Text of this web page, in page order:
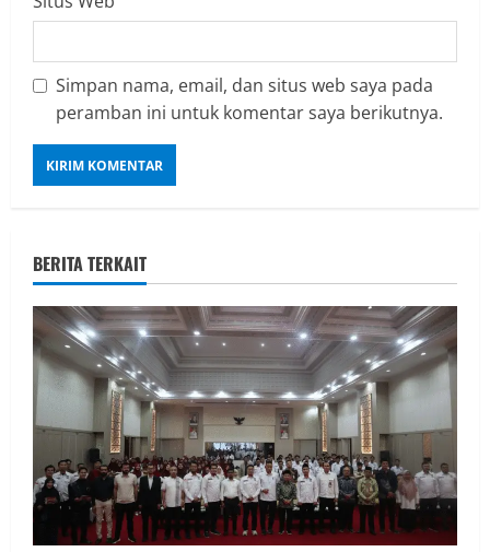
Simpan nama, email, dan situs web saya pada
peramban ini untuk komentar saya berikutnya.
BERITA TERKAIT